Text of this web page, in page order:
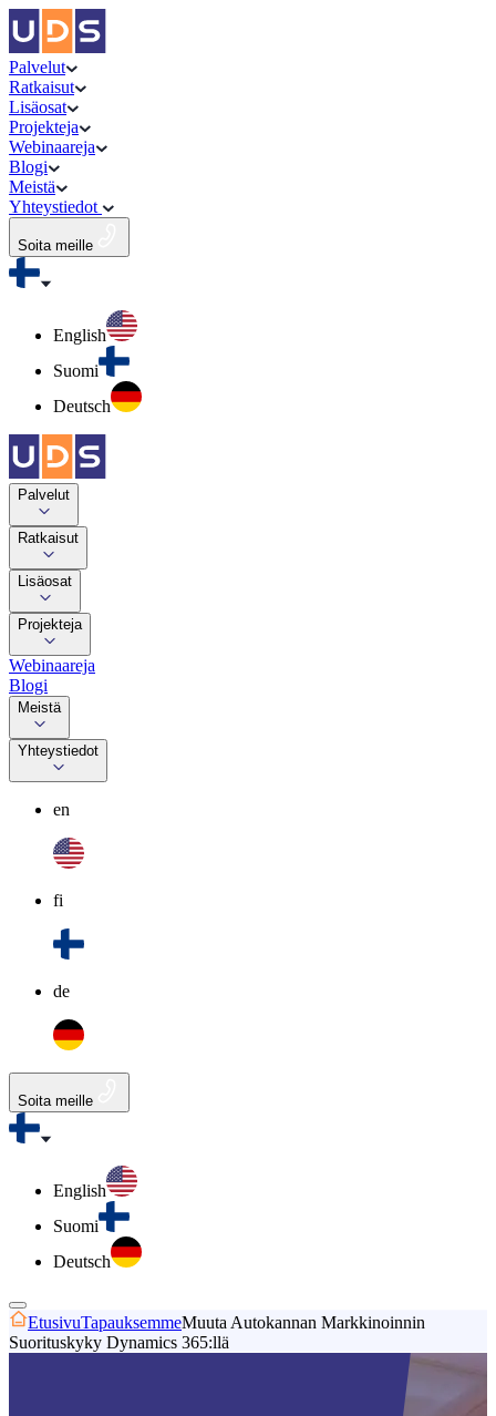
Palvelut
Ratkaisut
Lisäosat
Projekteja
Webinaareja
Blogi
Meistä
Yhteystiedot
Soita meille
English
Suomi
Deutsch
Palvelut
Ratkaisut
Lisäosat
Projekteja
Webinaareja
Blogi
Meistä
Yhteystiedot
en
fi
de
Soita meille
English
Suomi
Deutsch
EtusivuTapauksemmeMuuta Autokannan Markkinoinnin
Suorituskyky Dynamics 365:llä